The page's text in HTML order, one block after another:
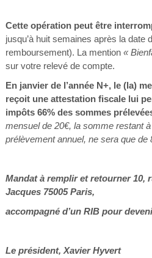
Cette opération peut être
jusqu’à huit semaines après la date
remboursement). La mention «
sur votre relevé de compte.
En janvier de l’année N+, le (la)
reçoit une attestation fiscale lui
impôts 66% des sommes
mensuel de 20€, la somme restant
prélèvement annuel, ne sera que de
Mandat à remplir et retourner 10,
Jacques 75005 Paris,
accompagné d’un RIBpour
Le président, Xavier Hyvert